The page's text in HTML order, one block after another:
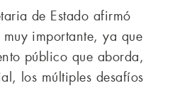
de Estado afirmó
importante, ya que
público que aborda,
los múltiples desafíos